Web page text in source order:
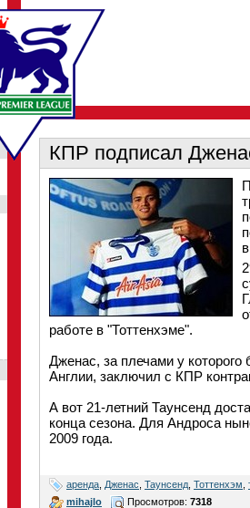
КПР подписал
работе в "Тоттенхэме".
Дженас, за плечами у
Англии, заключил с КПР
А вот 21-летний Таунсенд
конца сезона. Для Андроса
2009 года.
аренда Дженас Таунсенд Тоттенхэм
mihajlo
Просмотров: 7318